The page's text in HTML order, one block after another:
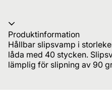
Produktinformation
Hållbar slipsvamp i
låda med 40 stycken.
lämplig för slipning av 90